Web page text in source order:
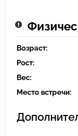
Возраст:
Рост:
Вес:
Место встречи: